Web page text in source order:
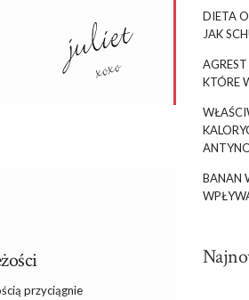
przyciągnie
DIETA
JAK
KTÓRE
BANAN